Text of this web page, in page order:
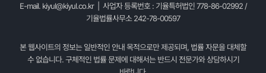
E-mail. kiyul@kiyul.co.kr| 사업자 등록번호 : 기율특허법인 778-86-02992 /
기율법률사무소 242-78-00597
본 웹사이트의 정보는 일반적인 안내 목적으로만 제공되며, 법률 자문을 대체할
수 없습니다. 구체적인 법률 문제에 대해서는 반드시 전문가와 상담하시기